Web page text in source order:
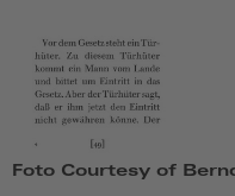
Foto Courtesy of